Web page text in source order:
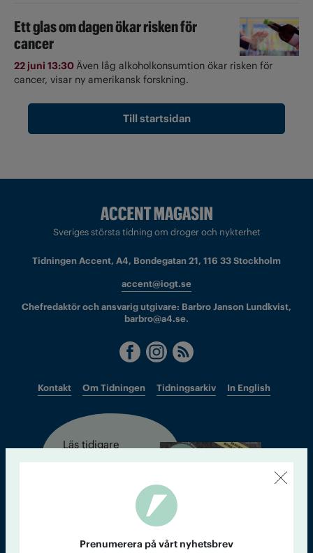
Ett glas om dagen ökar risken för
cancer
22 juni 13:30Även låg alkoholkonsumtion ökar risken för
cancer, visar ny amerikansk forskning.
Till startsidan
Sveriges största tidning om droger och nykterhet
Tidningen Accent, A4, Bondegatan 21, 116 33 Stockholm
accent@iogt.se
Chefredaktör och ansvarig utgivare: Barbro Janson Lundkvist,
barbro@a4.se.
Kontakt Om Tidningen Tidningsarkiv In English
Läs tidigare
nummer av
Prenumerera på vårt nyhetsbrev